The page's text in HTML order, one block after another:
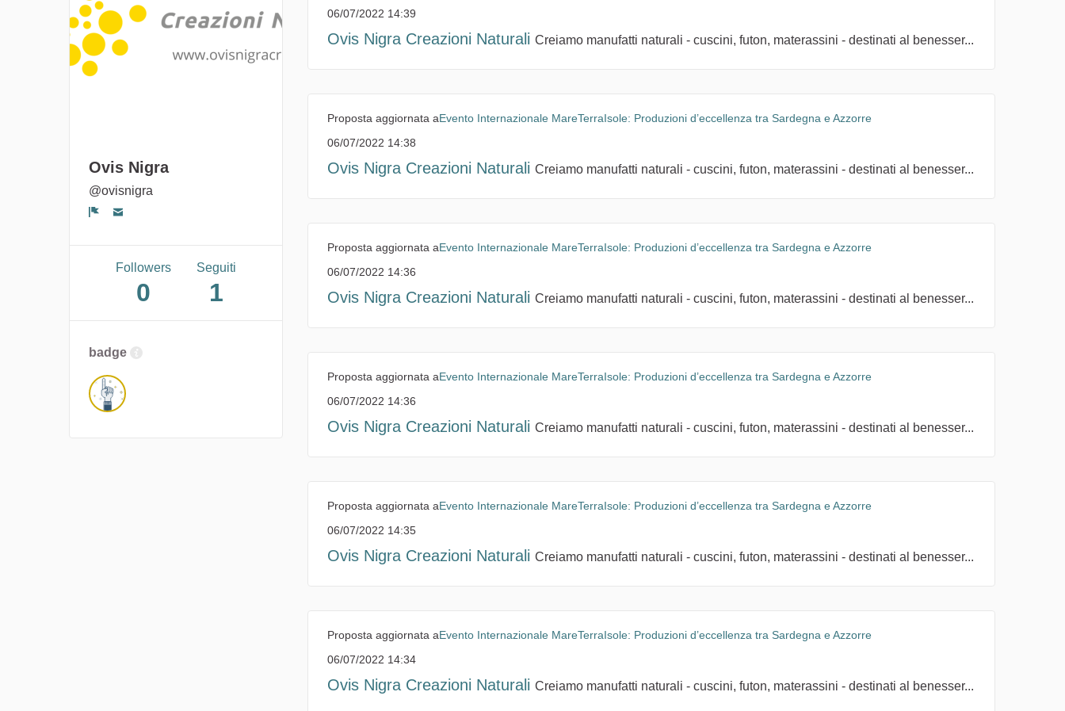
Ovis Nigra
@ovisnigra
Followers
0
Seguiti
1
badge
06/07/2022 14:39
Ovis Nigra Creazioni Naturali Creiamo manufatti naturali - cuscini, futon, materassini - destinati al benesser...
Proposta aggiornata aEvento Internazionale MareTerraIsole: Produzioni d’eccellenza tra Sardegna e Azzorre
06/07/2022 14:38
Ovis Nigra Creazioni Naturali Creiamo manufatti naturali - cuscini, futon, materassini - destinati al benesser...
Proposta aggiornata aEvento Internazionale MareTerraIsole: Produzioni d’eccellenza tra Sardegna e Azzorre
06/07/2022 14:36
Ovis Nigra Creazioni Naturali Creiamo manufatti naturali - cuscini, futon, materassini - destinati al benesser...
Proposta aggiornata aEvento Internazionale MareTerraIsole: Produzioni d’eccellenza tra Sardegna e Azzorre
06/07/2022 14:36
Ovis Nigra Creazioni Naturali Creiamo manufatti naturali - cuscini, futon, materassini - destinati al benesser...
Proposta aggiornata aEvento Internazionale MareTerraIsole: Produzioni d’eccellenza tra Sardegna e Azzorre
06/07/2022 14:35
Ovis Nigra Creazioni Naturali Creiamo manufatti naturali - cuscini, futon, materassini - destinati al benesser...
Proposta aggiornata aEvento Internazionale MareTerraIsole: Produzioni d’eccellenza tra Sardegna e Azzorre
06/07/2022 14:34
Ovis Nigra Creazioni Naturali Creiamo manufatti naturali - cuscini, futon, materassini - destinati al benesser...